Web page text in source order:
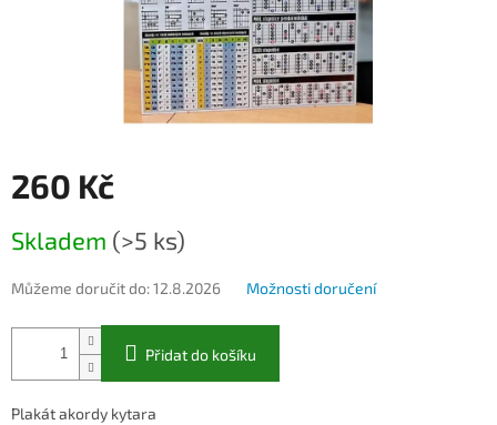
260 Kč
cena:
Skladem (>5 ks)
Můžeme doručit do:12.8.2026 Možnosti doručení
Přidat do košíku
Plakát akordy kytara